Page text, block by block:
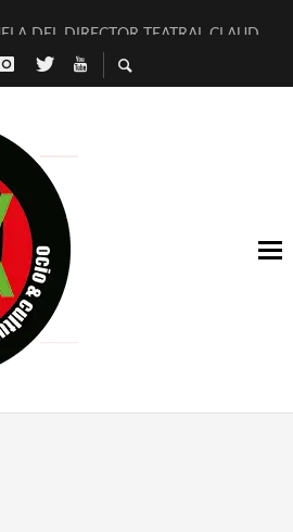
DEL DIRECTOR TEATRAL CLAUDIO
DE LA KATARSIS DEL TOMATAZO
[BITÁCORA 3.0] EN EXVITA
EN EXVITA [RELATIVA
EXVITA INTERPRETANDO A SERRAT
[CURSO DE ARMONÍA PERSECUTORIA]
NOS EXPLICA [DESCASADA]
TENGO PUTOS SUEÑOS»